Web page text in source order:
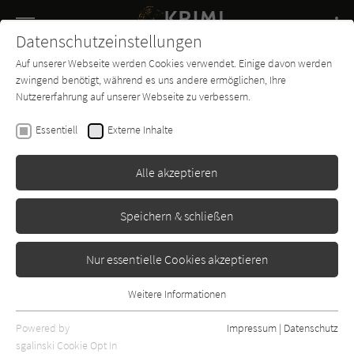
SUCHE
Buch-
Entdecker
Forum Charts
Carine Bernard
Lavendel-Zorn (Die Lavendel-
Knaur
Datenschutzeinstellungen
Auf unserer Webseite werden Cookies verwendet. Einige davon werden
zwingend benötigt, während es uns andere ermöglichen, Ihre
Nutzererfahrung auf unserer Webseite zu verbessern.
Essentiell Externe Inhalte
Alle akzeptieren
Speichern & schließen
Nur essentielle Cookies akzeptieren
Essentielle Cookies werden für grundlegende Funktionen der
Webseite benötigt. Dadurch ist gewährleistet, dass die Webseite
Weitere Informationen
Powered by
sgalinski Cookie Opt In
Impressum | Datenschutz